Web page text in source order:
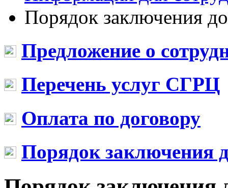
Порядок заключения
Предложение о
Перечень услуг СГРЦ
Оплата по договору
Порядок заключения